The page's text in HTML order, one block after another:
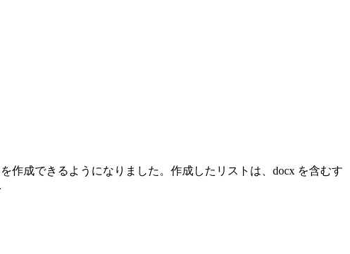
作成できるようになりました。作成したリストは、docx を含むす